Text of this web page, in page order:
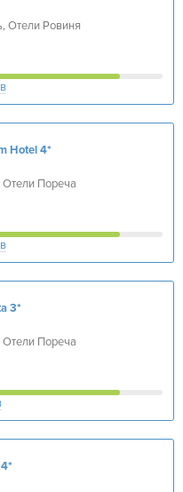
Отели Ровиня
Hotel4*
Отели Пореча
3*
Отели Пореча
4*